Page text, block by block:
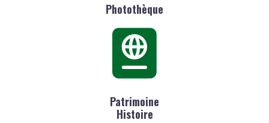
Photothèque
Patrimoine
Histoire